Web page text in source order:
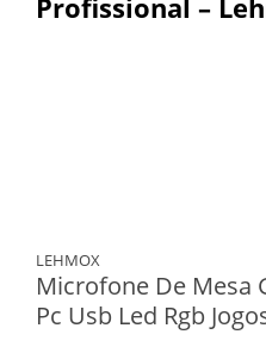
Profissional –
LEHMOX
Microfone De Mesa
Pc Usb Led Rgb